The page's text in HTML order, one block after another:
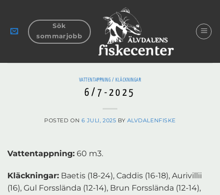
content
Sök
sommarjobb
VATTENTAPPNING / KLÄCKNINGAR
6/7-2025
POSTED ON 6 JULI, 2025 BY ALVDALENFISKE
Vattentappning: 60 m3.
Kläckningar: Baetis (18-24), Caddis (16-18), Aurivillii
(16), Gul Forsslända (12-14), Brun Forsslända (12-14),